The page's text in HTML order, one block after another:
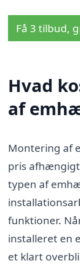
Få 3 tilbud,
Hvad
af
Montering af
pris
typen af
funktioner.
installeret en
et klart